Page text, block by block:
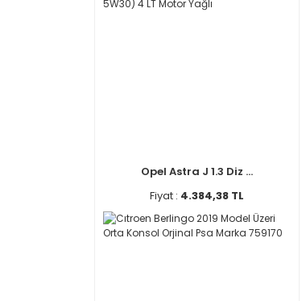
Opel Astra J 1.3 Diz ...
Fiyat : 4.384,38 TL